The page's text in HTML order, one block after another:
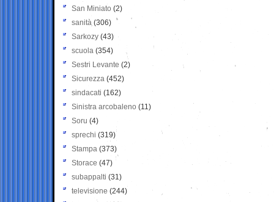
San Miniato (2)
sanità (306)
Sarkozy (43)
scuola (354)
Sestri Levante (2)
Sicurezza (452)
sindacati (162)
Sinistra arcobaleno (11)
Soru (4)
sprechi (319)
Stampa (373)
Storace (47)
subappalti (31)
televisione(244)